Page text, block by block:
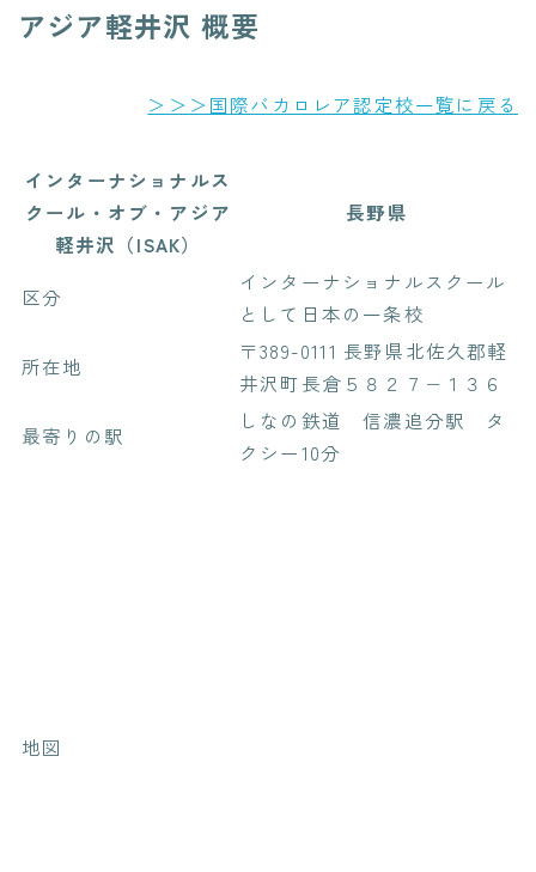
アジア軽井沢 概要
＞＞＞国際バカロレア認定校一覧に戻る
インターナショナルス
クール・オブ・アジア
軽井沢（ISAK）
長野県
区分
インターナショナルスクール
として日本の一条校
所在地
〒389-0111 長野県北佐久郡軽
井沢町長倉５８２７−１３６
最寄りの駅
しなの鉄道 信濃追分駅 タ
クシー10分
地図